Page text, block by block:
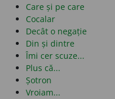
Care și pe care
Cocalar
Decât o negație
Din și dintre
Îmi cer scuze...
Plus că...
Șotron
Vroiam...